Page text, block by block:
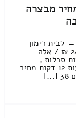
מבצרה
לבית רימון
כולל פירוק והרכבה מחיר מחירון: 2481.56 ₪ / אלה
– 2300 ₪ עבודות סבלות ,
טעינה ופריקה : 1276.59 ₪ / זמן : 1 שעות 12 דקות מחיר